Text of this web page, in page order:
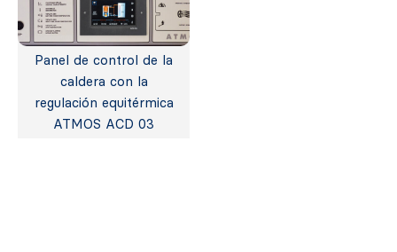
Panel de control de la
caldera con la
regulación equitérmica
ATMOS ACD 03